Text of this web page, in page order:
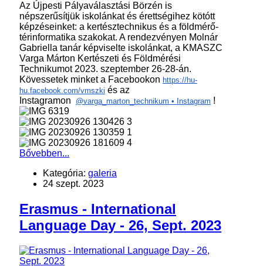
Az Újpesti Pályaválasztási Börzén is
népszerűsítjük iskolánkat és érettségihez kötótt
képzéseinket: a kertésztechnikus és a földmérő-
térinformatika szakokat. A rendezvényen Molnár
Gabriella tanár képviselte iskolánkat, a KMASZC
Varga Márton Kertészeti és Földmérési
Technikumot 2023. szeptember 26-28-án.
Kövessetek minket a Facebookon https://hu-
hu.facebook.com/vmszki és az
Instagramon
@varga_marton_technikum • Instagram !
Bővebben...
Kategória: galeria
24 szept. 2023
Erasmus - International
Language Day - 26, Sept. 2023